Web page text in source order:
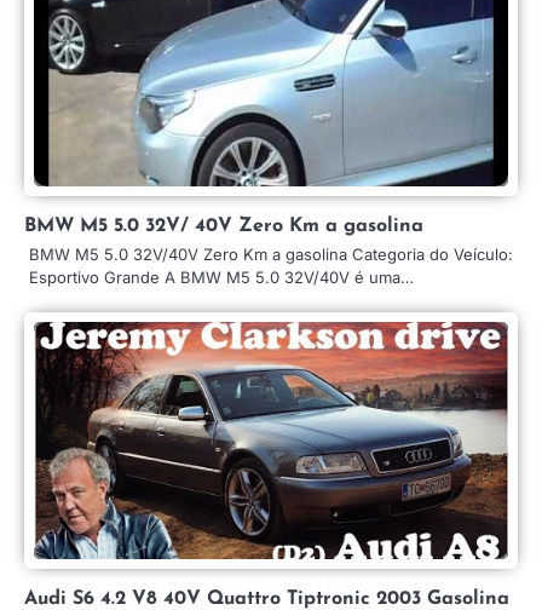
BMW M5 5.0 32V/ 40V Zero Km a gasolina
BMW M5 5.0 32V/40V Zero Km a gasolina Categoria do Veículo:
Esportivo Grande A BMW M5 5.0 32V/40V é uma…
Audi S6 4.2 V8 40V Quattro Tiptronic 2003 Gasolina